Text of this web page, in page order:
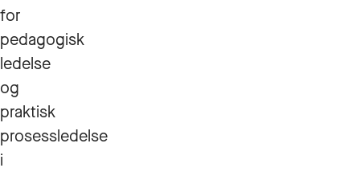
for
pedagogisk
ledelse
og
praktisk
prosessledelse
i